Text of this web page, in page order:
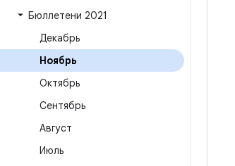
Бюллетени 2021
Декабрь
Ноябрь
Октябрь
Сентябрь
Август
Июль